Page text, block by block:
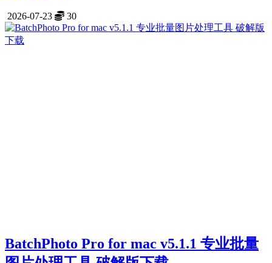
2026-07-23 30
BatchPhoto Pro for mac v5.1.1 专业批量